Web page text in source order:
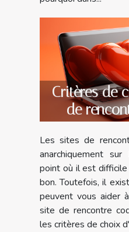
Critères de
de
Les sites de
anarchiquement
point où il est
bon. Toutefois, il
peuvent vous aider
site de rencontre
les critères de choix